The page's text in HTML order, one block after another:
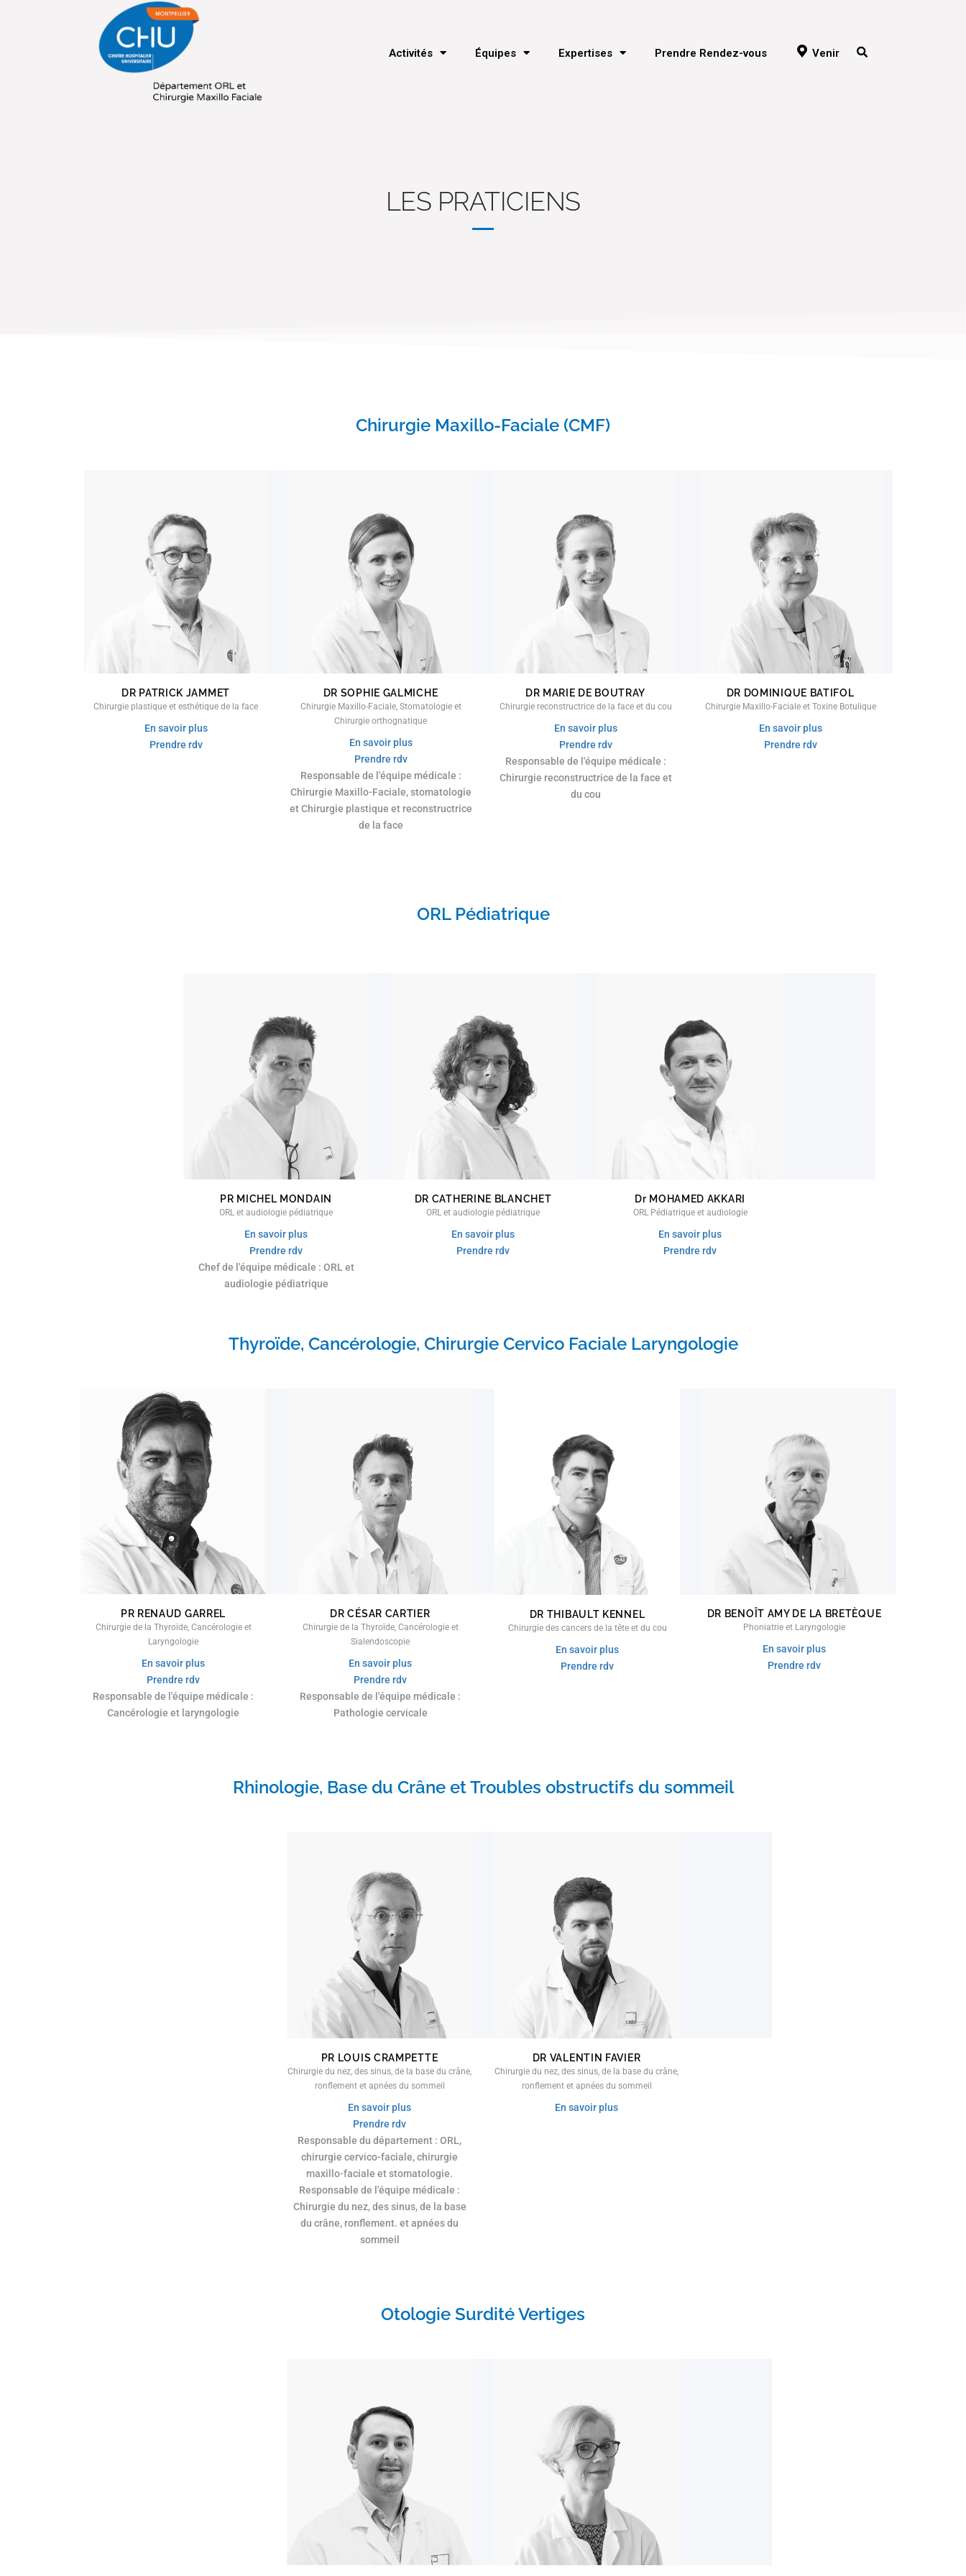
Activités Équipes Expertises Prendre Rendez-vous Venir
LES PRATICIENS
Chirurgie Maxillo-Faciale (CMF)
DR PATRICK JAMMET
Chirurgie plastique et esthétique de la face
En savoir plus
Prendre rdv
DR SOPHIE GALMICHE
Chirurgie Maxillo-Faciale, Stomatologie et
Chirurgie orthognatique
En savoir plus
Prendre rdv
Responsable de l'équipe médicale :
Chirurgie Maxillo-Faciale, stomatologie
et Chirurgie plastique et reconstructrice
de la face
DR MARIE DE BOUTRAY
Chirurgie reconstructrice de la face et du cou
En savoir plus
Prendre rdv
Responsable de l'équipe médicale :
Chirurgie reconstructrice de la face et
du cou
DR DOMINIQUE BATIFOL
Chirurgie Maxillo-Faciale et Toxine Botulique
En savoir plus
Prendre rdv
ORL Pédiatrique
PR MICHEL MONDAIN
ORL et audiologie pédiatrique
En savoir plus
Prendre rdv
Chef de l'équipe médicale : ORL et
audiologie pédiatrique
DR CATHERINE BLANCHET
ORL et audiologie pédiatrique
En savoir plus
Prendre rdv
Dr MOHAMED AKKARI
ORL Pédiatrique et audiologie
En savoir plus
Prendre rdv
Thyroïde, Cancérologie, Chirurgie Cervico Faciale Laryngologie
PR RENAUD GARREL
Chirurgie de la Thyroïde, Cancérologie et
Laryngologie
En savoir plus
Prendre rdv
Responsable de l'équipe médicale :
Cancérologie et laryngologie
DR CÉSAR CARTIER
Chirurgie de la Thyroïde, Cancérologie et
Sialendoscopie
En savoir plus
Prendre rdv
Responsable de l'équipe médicale :
Pathologie cervicale
DR THIBAULT KENNEL
Chirurgie des cancers de la tête et du cou
En savoir plus
Prendre rdv
DR BENOÎT AMY DE LA BRETÈQUE
Phoniatrie et Laryngologie
En savoir plus
Prendre rdv
Rhinologie, Base du Crâne et Troubles obstructifs du sommeil
PR LOUIS CRAMPETTE
Chirurgie du nez, des sinus, de la base du crâne,
ronflement et apnées du sommeil
En savoir plus
Prendre rdv
Responsable du département : ORL,
chirurgie cervico-faciale, chirurgie
maxillo-faciale et stomatologie.
Responsable de l'équipe médicale :
Chirurgie du nez, des sinus, de la base
du crâne, ronflement. et apnées du
sommeil
DR VALENTIN FAVIER
Chirurgie du nez, des sinus, de la base du crâne,
ronflement et apnées du sommeil
En savoir plus
Otologie Surdité Vertiges